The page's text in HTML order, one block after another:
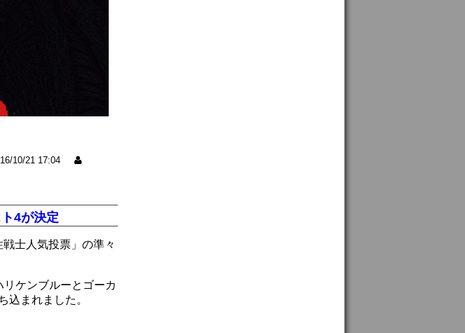
10/21 17:04
4が決定
士人気投票」の準々
ケンブルーとゴーカ
込まれました。